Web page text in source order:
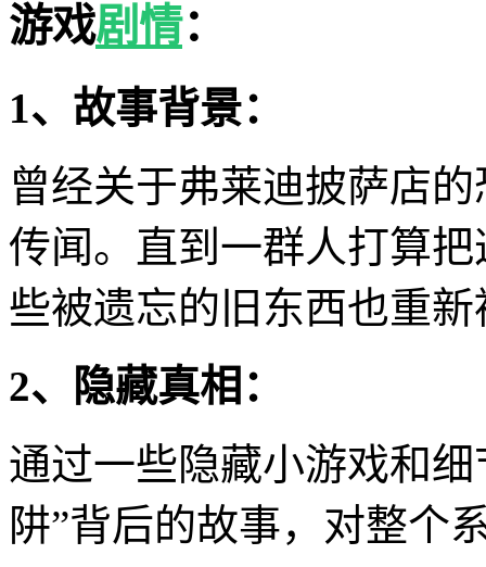
游戏剧情：
1、故事背景：
曾经关于弗莱迪披萨店
传闻。直到一群人打算
些被遗忘的旧东西也重
2、隐藏真相：
通过一些隐藏小游戏和
阱”背后的故事，对整个